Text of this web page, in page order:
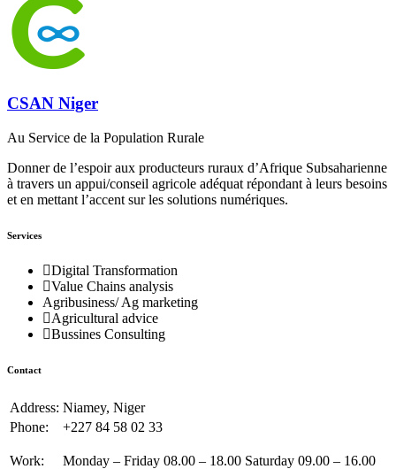
CSAN Niger
Au Service de la Population Rurale
Donner de l’espoir aux producteurs ruraux d’Afrique Subsaharienne
à travers un appui/conseil agricole adéquat répondant à leurs besoins
et en mettant l’accent sur les solutions numériques.
Services
Digital Transformation
Value Chains analysis
Agribusiness/ Ag marketing
Agricultural advice
Bussines Consulting
Contact
Address: Niamey, Niger
Phone:
+227 84 58 02 33
Work: Monday – Friday 08.00 – 18.00 Saturday 09.00 – 16.00